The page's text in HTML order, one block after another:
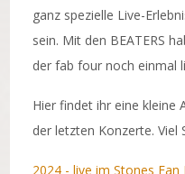
ganz spezielle Live-
sein. Mit den BEATERS
der fab four noch einmal
Hier findet ihr eine kleine
der letzten Konzerte. Viel
2024 - live im Stones